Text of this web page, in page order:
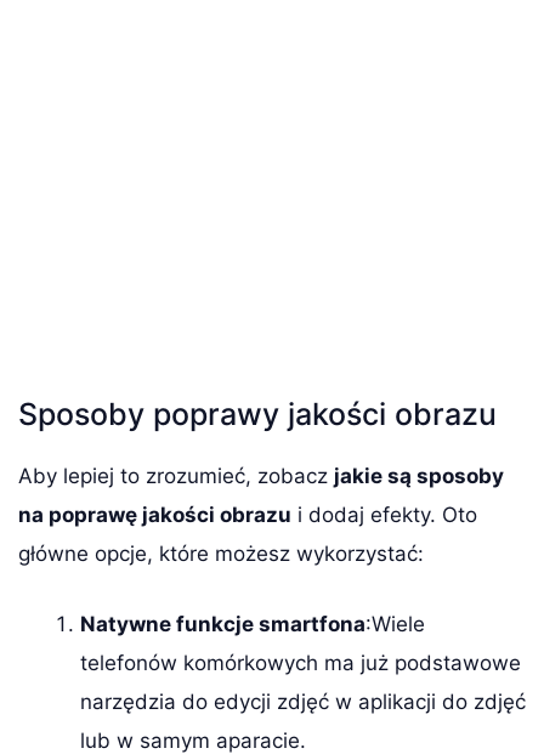
Sposoby poprawy jakości obrazu
Aby lepiej to zrozumieć, zobacz jakie są sposoby
na poprawę jakości obrazu i dodaj efekty. Oto
główne opcje, które możesz wykorzystać:
Natywne funkcje smartfona:Wiele
telefonów komórkowych ma już podstawowe
narzędzia do edycji zdjęć w aplikacji do zdjęć
lub w samym aparacie.